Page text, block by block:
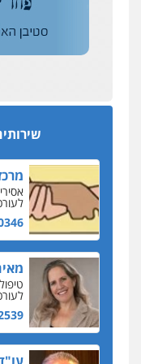
אחרי המלחמה:
הדין החדשים
עסקה חמה
כתב האישום נגד
לאקטים מיניים
כתב אישום:
ההלוואות של
הפרקליטות: הרב
שמשו אנשי
החשוד ברצח
ושתק בחקירתו
בבית המשפט
מרמלה, לא נערכה
יחסי עו"ד לקוח